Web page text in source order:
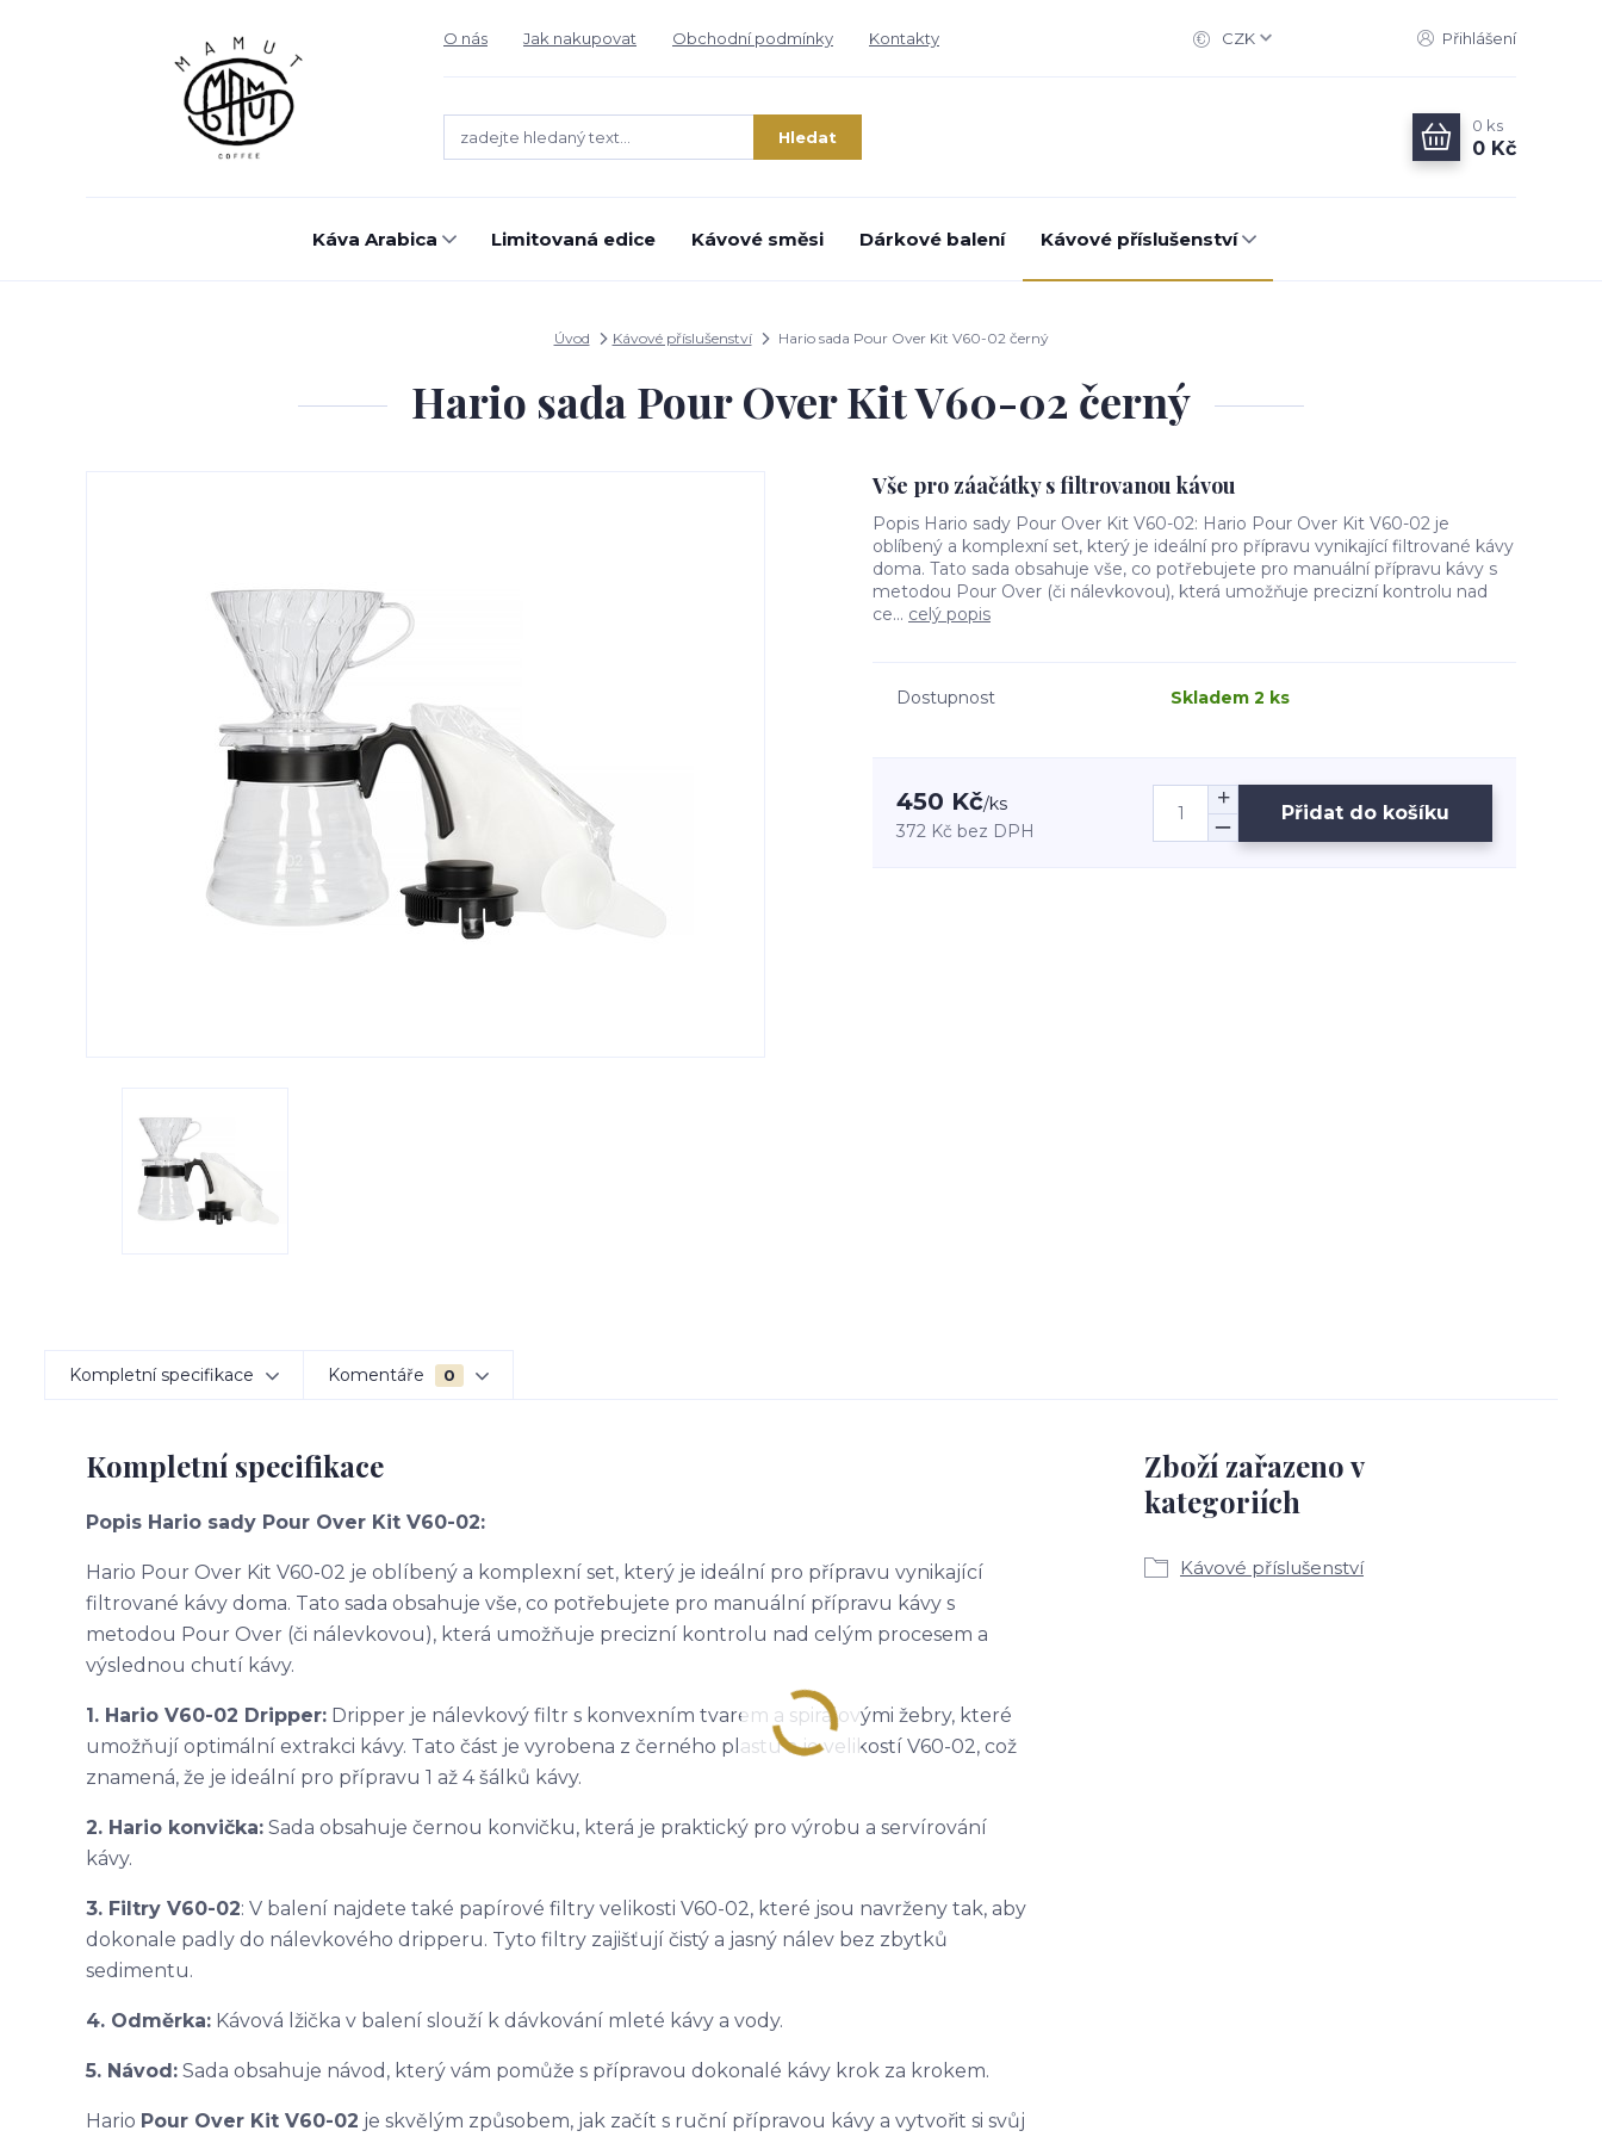
O nás Jak nakupovat Obchodní podmínky Kontakty CZK Přihlášení
Hledat
0 ks
0 Kč
Káva Arabica Limitovaná edice Kávové směsi Dárkové balení Kávové příslušenství
Úvod Kávové příslušenství Hario sada Pour Over Kit V60-02 černý
Hario sada Pour Over Kit V60-02 černý
Vše pro záačátky s filtrovanou kávou
Popis Hario sady Pour Over Kit V60-02: Hario Pour Over Kit V60-02 je
oblíbený a komplexní set, který je ideální pro přípravu vynikající filtrované kávy
doma. Tato sada obsahuje vše, co potřebujete pro manuální přípravu kávy s
metodou Pour Over (či nálevkovou), která umožňuje precizní kontrolu nad
ce... celý popis
Dostupnost Skladem 2 ks
450 Kč/ks
372 Kč bez DPH
Přidat do košíku
Kompletní specifikace Komentáře 0
Kompletní specifikace
Popis Hario sady Pour Over Kit V60-02:
Hario Pour Over Kit V60-02 je oblíbený a komplexní set, který je ideální pro přípravu vynikající
filtrované kávy doma. Tato sada obsahuje vše, co potřebujete pro manuální přípravu kávy s
metodou Pour Over (či nálevkovou), která umožňuje precizní kontrolu nad celým procesem a
výslednou chutí kávy.
1. Hario V60-02 Dripper: Dripper je nálevkový filtr s konvexním tvarem a spirálovými žebry, které
umožňují optimální extrakci kávy. Tato část je vyrobena z černého plastu a je velikostí V60-02, což
znamená, že je ideální pro přípravu 1 až 4 šálků kávy.
2. Hario konvička: Sada obsahuje černou konvičku, která je praktický pro výrobu a servírování
kávy.
3. Filtry V60-02: V balení najdete také papírové filtry velikosti V60-02, které jsou navrženy tak, aby
dokonale padly do nálevkového dripperu. Tyto filtry zajišťují čistý a jasný nálev bez zbytků
sedimentu.
4. Odměrka: Kávová lžička v balení slouží k dávkování mleté kávy a vody.
5. Návod: Sada obsahuje návod, který vám pomůže s přípravou dokonalé kávy krok za krokem.
Hario Pour Over Kit V60-02 je skvělým způsobem, jak začít s ruční přípravou kávy a vytvořit si svůj
Zboží zařazeno v
kategoriích
Kávové příslušenství